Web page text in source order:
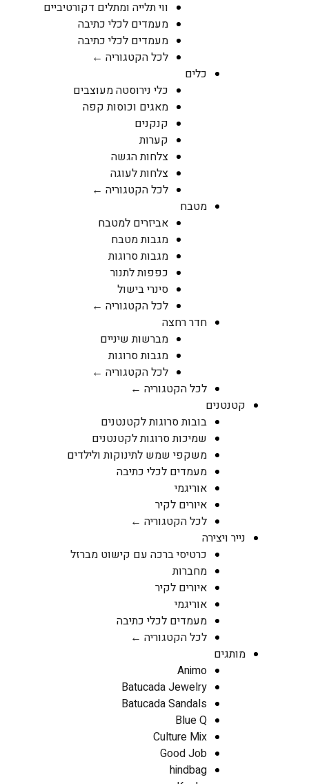
ווי תלייה ומתלים דקורטיביים
מעמדים לכלי כתיבה
מעמדים לכלי כתיבה
לכל הקטגוריה ←
כלים
כלי נירוסטה מעוצבים
מאגים וכוסות קפה
קנקנים
קערות
צלחות הגשה
צלחות לעוגה
לכל הקטגוריה ←
מטבח
אביזרים למטבח
מגבות מטבח
מגבות סרוגות
כפפות לתנור
סינרי בישול
לכל הקטגוריה ←
חדר רחצה
מברשות שיניים
מגבות סרוגות
לכל הקטגוריה ←
לכל הקטגוריה ←
קטנטנים
בובות סרוגות לקטנטנים
שמיכות סרוגות לקטנטנים
משקפי שמש לתינוקות ולילדים
מעמדים לכלי כתיבה
אוריגמי
איורים לקיר
לכל הקטגוריה ←
נייר ויצירה
כרטיסי ברכה עם קישוט מברזל
מחברות
איורים לקיר
אוריגמי
מעמדים לכלי כתיבה
לכל הקטגוריה ←
מותגים
Animo
Batucada Jewelry
Batucada Sandals
Blue Q
Culture Mix
Good Job
hindbag